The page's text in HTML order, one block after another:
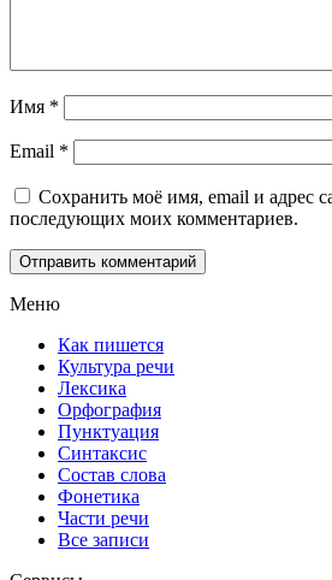
Имя *
Email *
Сохранить моё имя, email и адрес
последующих моих комментариев.
Меню
Как пишется
Культура речи
Лексика
Орфография
Пунктуация
Синтаксис
Состав слова
Фонетика
Части речи
Все записи